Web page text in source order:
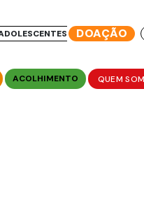
DOAÇÃO
ACOLHIMENTO QUEM